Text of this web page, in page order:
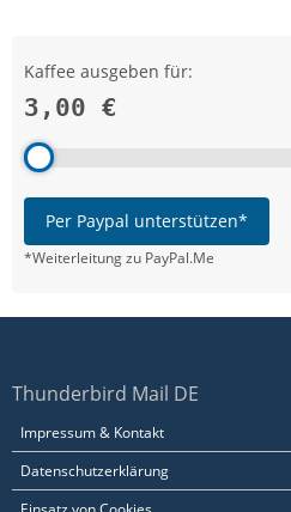
Kaffee ausgeben für:
3,00 €
Per Paypal unterstützen*
*Weiterleitung zu PayPal.Me
Thunderbird Mail DE
Impressum & Kontakt
Datenschutzerklärung